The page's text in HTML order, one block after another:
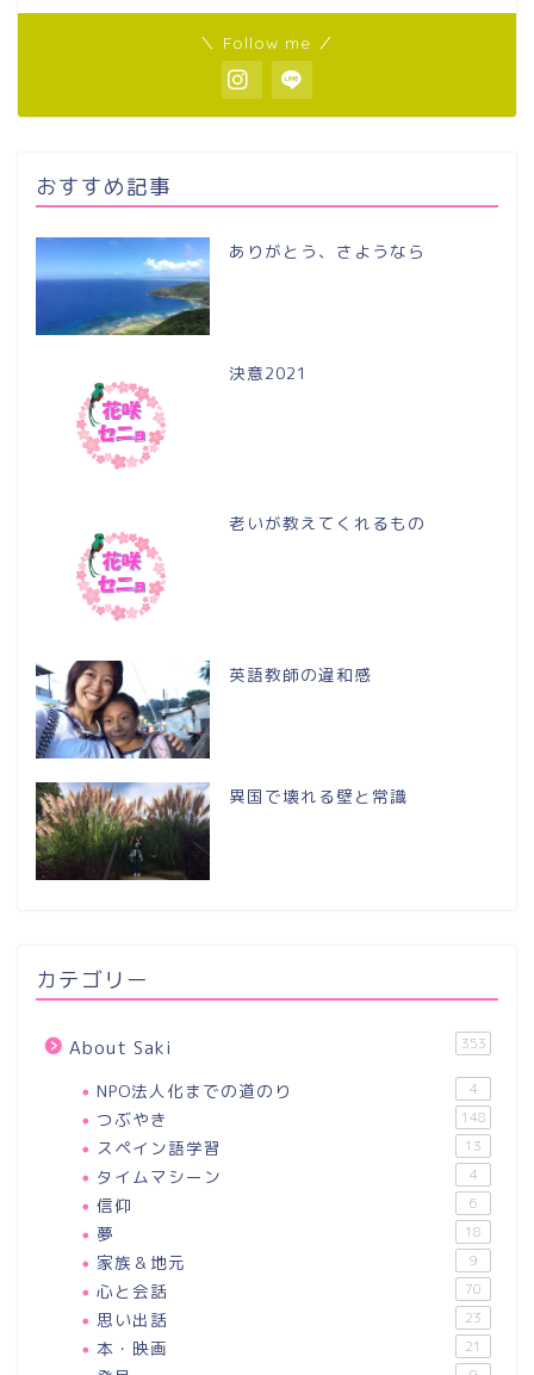
＼ Follow me ／
おすすめ記事
ありがとう、さようなら
決意2021
老いが教えてくれるもの
英語教師の違和感
異国で壊れる壁と常識
カテゴリー
About Saki 353
NPO法人化までの道のり 4
つぶやき 148
スペイン語学習 13
タイムマシーン 4
信仰 6
夢 18
家族＆地元 9
心と会話 70
思い出話 23
本・映画 21